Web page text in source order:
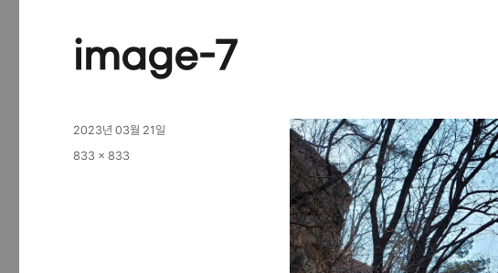
image-7
작
성
2023년 03월 21일
전
833 × 833